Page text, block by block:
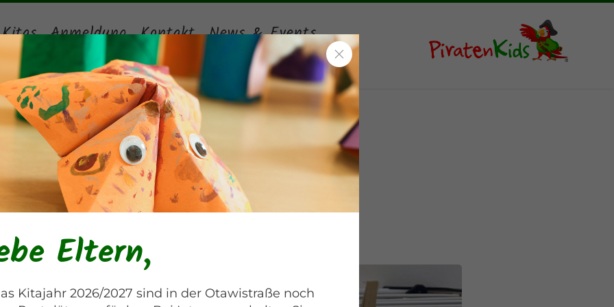
Anmeldung Kontakt News & Events
nachträglich
Otawistraße
Eltern,
Kitajahr 2026/2027 sind in der Otawistraße noch